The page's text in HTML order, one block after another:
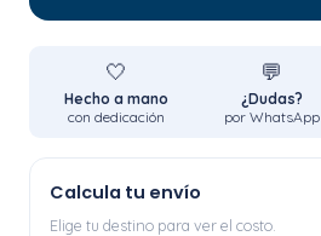
🤍
Hecho a mano
con dedicación
💬
¿Dudas?
por WhatsApp
Calcula tu envío
Elige tu destino para ver el costo.